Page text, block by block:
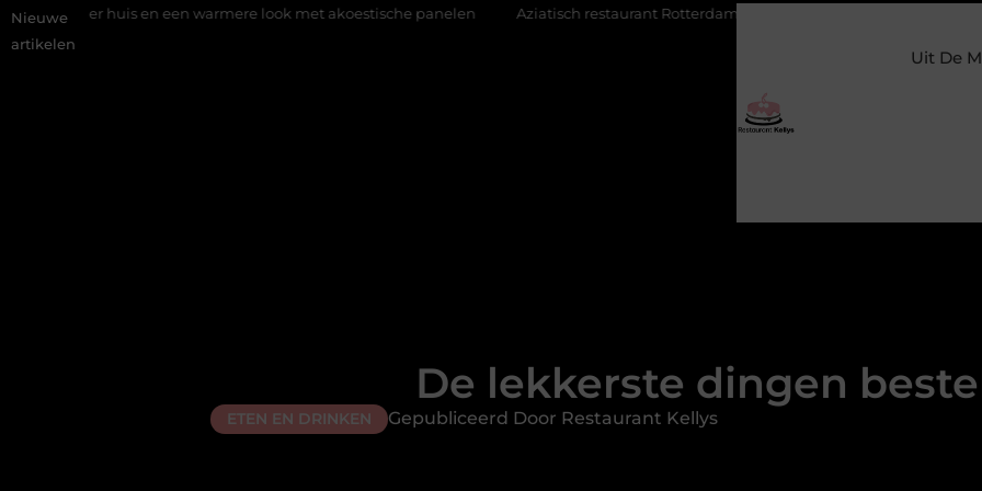
Nieuwe
artikelen
en een warmere look met akoestische panelen Aziatisch restaurant Rotterdam: ontdek de veelzijdige smaken van Azië in de
Uit De
De lekkerste dingen
ETEN EN DRINKEN Gepubliceerd Door Restaurant Kellys